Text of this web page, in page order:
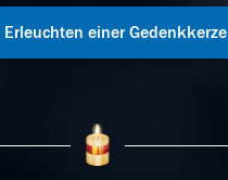
Erleuchten einer Gedenkkerze